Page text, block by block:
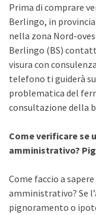
Prima di comprare
Berlingo, in
nella zona Nord-
Berlingo (BS)
visura con
telefono ti guiderà
problematica del
consultazione della
Come verificare se
amministrativo?
Come faccio a
amministrativo? Se
pignoramento o